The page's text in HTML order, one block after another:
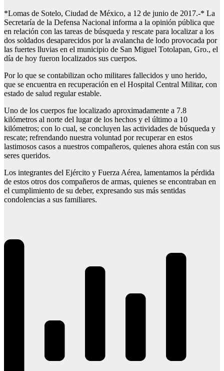
*Lomas de Sotelo, Ciudad de México, a 12 de junio de 2017.-* La
Secretaría de la Defensa Nacional informa a la opinión pública que
en relación con las tareas de búsqueda y rescate para localizar a los
dos soldados desaparecidos por la avalancha de lodo provocada por
las fuertes lluvias en el municipio de San Miguel Totolapan, Gro., el
día de hoy fueron localizados sus cuerpos.
Por lo que se contabilizan ocho militares fallecidos y uno herido,
que se encuentra en recuperación en el Hospital Central Militar, con
estado de salud regular estable.
Uno de los cuerpos fue localizado aproximadamente a 7.8
kilómetros al norte del lugar de los hechos y el último a 10
kilómetros; con lo cual, se concluyen las actividades de búsqueda y
rescate; refrendando nuestra voluntad por recuperar en estos
lastimosos casos a nuestros compañeros, quienes ahora están con sus
seres queridos.
Los integrantes del Ejército y Fuerza Aérea, lamentamos la pérdida
de estos otros dos compañeros de armas, quienes se encontraban en
el cumplimiento de su deber, expresando sus más sentidas
condolencias a sus familiares.